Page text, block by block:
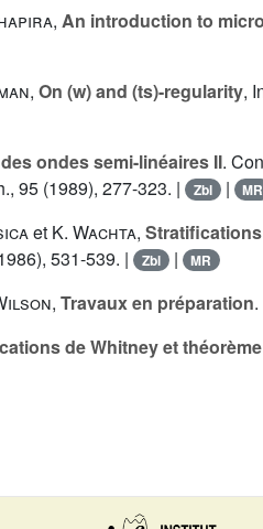
, An introduction to
, On (w) and (ts)-regularity,
ondes semi-linéaires II.
95 (1989), 277-323. |
Zbl | MR
et K. Wachta,
531-539. |
Zbl | MR
, Travaux en préparation.
de Whitney et